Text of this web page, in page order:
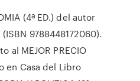
(4ª ED.) del autor
9788448172060).
al MEJOR PRECIO
en Casa del Libro